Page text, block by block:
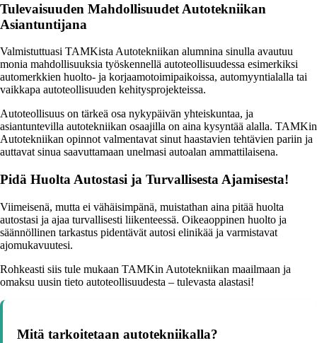
Tulevaisuuden Mahdollisuudet Autotekniikan
Asiantuntijana
Valmistuttuasi TAMKista Autotekniikan alumnina sinulla avautuu
monia mahdollisuuksia työskennellä autoteollisuudessa esimerkiksi
automerkkien huolto- ja korjaamotoimipaikoissa, automyyntialalla tai
vaikkapa autoteollisuuden kehitysprojekteissa.
Autoteollisuus on tärkeä osa nykypäivän yhteiskuntaa, ja
asiantuntevilla autotekniikan osaajilla on aina kysyntää alalla. TAMKin
Autotekniikan opinnot valmentavat sinut haastavien tehtävien pariin ja
auttavat sinua saavuttamaan unelmasi autoalan ammattilaisena.
Pidä Huolta Autostasi ja Turvallisesta Ajamisesta!
Viimeisenä, mutta ei vähäisimpänä, muistathan aina pitää huolta
autostasi ja ajaa turvallisesti liikenteessä. Oikeaoppinen huolto ja
säännöllinen tarkastus pidentävät autosi elinikää ja varmistavat
ajomukavuutesi.
Rohkeasti siis tule mukaan TAMKin Autotekniikan maailmaan ja
omaksu uusin tieto autoteollisuudesta – tulevasta alastasi!
Mitä tarkoitetaan autotekniikalla?